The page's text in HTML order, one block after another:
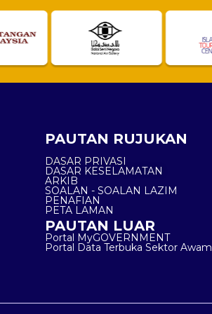
PAUTAN RUJUKAN
DASAR PRIVASI
DASAR KESELAMATAN
ARKIB
SOALAN - SOALAN LAZIM
PENAFIAN
PETA LAMAN
PAUTAN LUAR
Portal MyGOVERNMENT
Portal Data Terbuka Sektor Awam